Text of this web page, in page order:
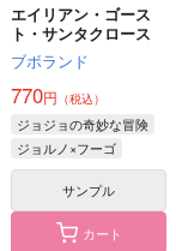
エイリアン・ゴース
ト・サンタクロース
ブボランド
770円 （税込）
ジョジョの奇妙な冒険
ジョルノ×フーゴ
サンプル
カート